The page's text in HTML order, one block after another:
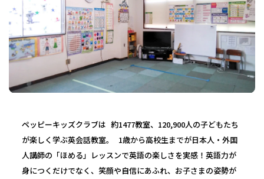
ペッピーキッズクラブは 約1477教室、120,900人の子どもたち
が楽しく学ぶ英会話教室。 1歳から高校生までが日本人・外国
人講師の「ほめる」レッスンで英語の楽しさを実感！英語力が
身につくだけでなく、笑顔や自信にあふれ、お子さまの姿勢が